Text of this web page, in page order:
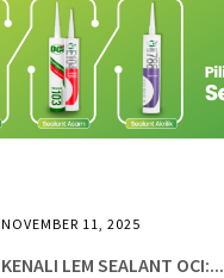
NOVEMBER 11, 2025
KENALI LEM SEALANT OCI:...